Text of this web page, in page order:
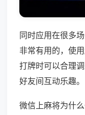
同时应用在很多
非常有用的，使
打牌时可以合理
好友间互动乐趣。
微信上麻将为什